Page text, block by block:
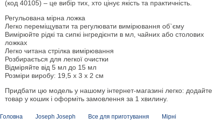
(код 40105) – це вибір тих, хто цінує якість та практичність.
Регульована мірна ложка
Легко переміщувати та регулювати вимірювання об`єму
Вимірюйте рідкі та сипкі інгредієнти в мл, чайних або столових
ложках
Легко читана стрілка вимірювання
Розбирається для легкої очистки
Відміряйте від 5 мл до 15 мл
Розміри виробу: 19,5 х 3 х 2 см
Придбати цю модель у нашому інтернет-магазині легко: додайте
товар у кошик і оформіть замовлення за 1 хвилину.
Головна Joseph Joseph Все для приготування
Мірні